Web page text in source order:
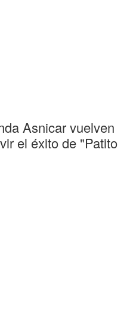
Asnicar vuelven
el éxito de "Patito